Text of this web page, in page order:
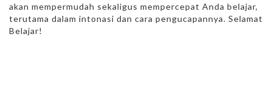
akan mempermudah sekaligus mempercepat Anda belajar,
terutama dalam intonasi dan cara pengucapannya. Selamat
Belajar!